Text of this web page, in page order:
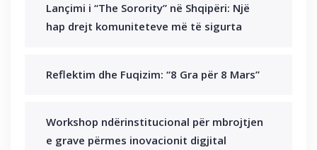
Lançimi i “The Sorority” në Shqipëri: Një
hap drejt komuniteteve më të sigurta
Reflektim dhe Fuqizim: “8 Gra për 8 Mars”
Workshop ndërinstitucional për mbrojtjen
e grave përmes inovacionit digjital